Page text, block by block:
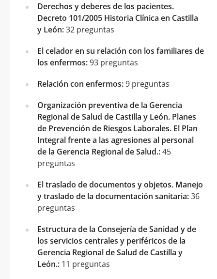
Derechos y deberes de los pacientes.
Decreto 101/2005 Historia Clínica en Castilla
y León:32 preguntas
El celador en su relación con los familiares de
los enfermos:93 preguntas
Relación con enfermos:9 preguntas
Organización preventiva de la Gerencia
Regional de Salud de Castilla y León. Planes
de Prevención de Riesgos Laborales. El Plan
Integral frente a las agresiones al personal
de la Gerencia Regional de Salud.:45
preguntas
El traslado de documentos y objetos. Manejo
y traslado de la documentación sanitaria:36
preguntas
Estructura de la Consejería de Sanidad y de
los servicios centrales y periféricos de la
Gerencia Regional de Salud de Castilla y
León.: 11 preguntas